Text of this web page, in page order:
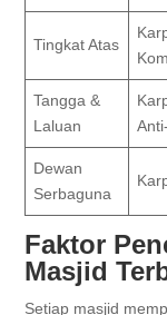
Tingkat Atas
Tangga &
Laluan
Dewan
Serbaguna
Faktor
Masjid
Setiap masjid